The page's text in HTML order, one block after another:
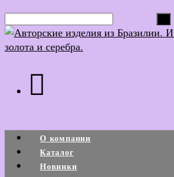
Перейти
к
содержимому
О компании
Каталог
Новинки